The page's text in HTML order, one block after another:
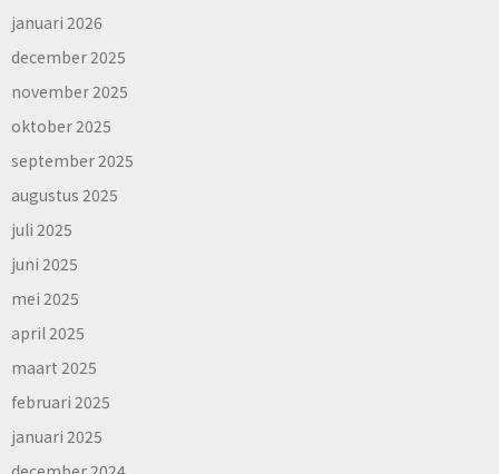
januari 2026
december 2025
november 2025
oktober 2025
september 2025
augustus 2025
juli 2025
juni 2025
mei 2025
april 2025
maart 2025
februari 2025
januari 2025